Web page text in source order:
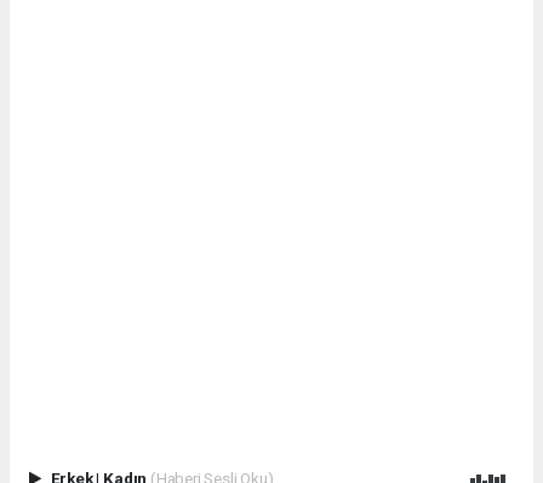
Erkek| Kadın (Haberi Sesli Oku)